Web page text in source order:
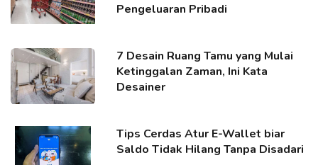
Pengeluaran Pribadi
7 Desain Ruang Tamu yang Mulai
Ketinggalan Zaman, Ini Kata
Desainer
Tips Cerdas Atur E-Wallet biar
Saldo Tidak Hilang Tanpa Disadari